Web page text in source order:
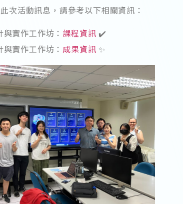
活動訊息，請參考以下相關資訊：
實作工作坊： 課程資訊 ✔️
實作工作坊： 成果資訊 ✨